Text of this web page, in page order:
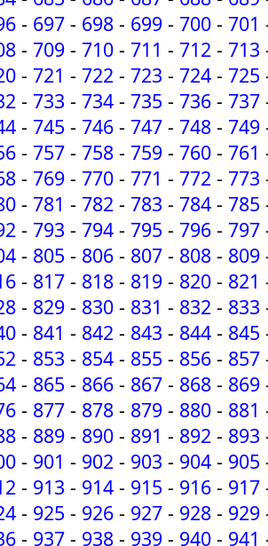
- 697 - 698 - 699 - 700 - 701
- 709 - 710 - 711 - 712 - 713
- 721 - 722 - 723 - 724 - 725
- 733 - 734 - 735 - 736 - 737
- 745 - 746 - 747 - 748 - 749
- 757 - 758 - 759 - 760 - 761
- 769 - 770 - 771 - 772 - 773
- 781 - 782 - 783 - 784 - 785
- 793 - 794 - 795 - 796 - 797
- 805 - 806 - 807 - 808 - 809
- 817 - 818 - 819 - 820 - 821
- 829 - 830 - 831 - 832 - 833
- 841 - 842 - 843 - 844 - 845
- 853 - 854 - 855 - 856 - 857
- 865 - 866 - 867 - 868 - 869
- 877 - 878 - 879 - 880 - 881
- 889 - 890 - 891 - 892 - 893
- 901 - 902 - 903 - 904 - 905
- 913 - 914 - 915 - 916 - 917
- 925 - 926 - 927 - 928 - 929
- 937 - 938 - 939 - 940 - 941